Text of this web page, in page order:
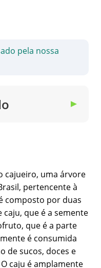
pela nossa
▼
cajueiro, uma árvore
pertencente à
composto por duas
que é a semente
que é a parte
é consumida
de sucos, doces e
caju é amplamente